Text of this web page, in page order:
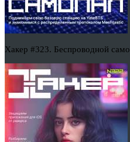
Хакер #323. Беспроводной